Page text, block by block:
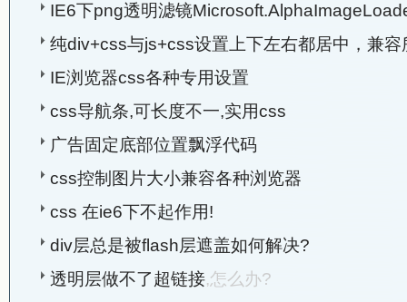
IE6下png透明滤镜
纯div+css与js+css设置上下左右都居中，兼容
IE浏览器css各种专用设置
css导航条,可长度不一,实用css
广告固定底部位置飘浮代码
css控制图片大小兼容各种浏览器
css 在ie6下不起作用!
div层总是被flash层遮盖如何解决?
透明层做不了超链接,怎么办?